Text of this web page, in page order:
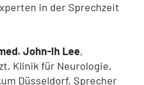
in der Sprechzeit
John-Ih Lee,
Klinik für Neurologie,
Düsseldorf, Sprecher